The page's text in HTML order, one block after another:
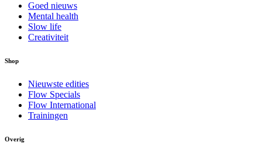
Goed nieuws
Mental health
Slow life
Creativiteit
Shop
Nieuwste edities
Flow Specials
Flow International
Trainingen
Overig